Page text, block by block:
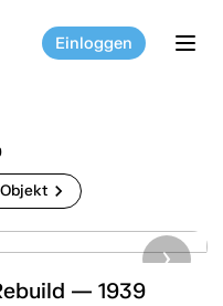
Einloggen
chevron_right
— 1939